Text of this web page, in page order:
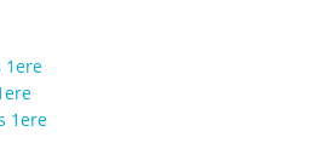
1ere
1ere